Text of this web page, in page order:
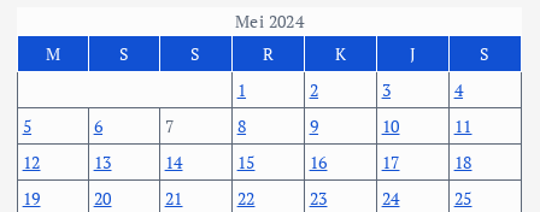
Mei 2024
M
S S R K J
S
1
2 3
4
5
6 7 8 9 10
11
12
13 14 15 16 17
18
19
20 21 22 23 24
25